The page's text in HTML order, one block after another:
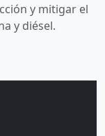
y mitigar el
y diésel.